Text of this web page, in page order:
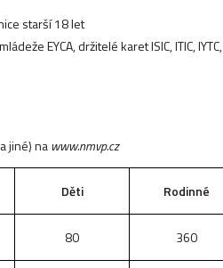
starší 18 let
EYCA, držitelé karet ISIC, ITIC, IYTC,
jiné) na www.nmvp.cz
Děti Rodinné
80 360